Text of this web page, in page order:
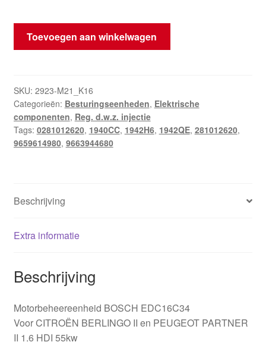
ECU
Bosch
Peugeot
0281012620
9663944680
hoeveelheid
Toevoegen aan winkelwagen
SKU: 2923-M21_K16
Categorieën: Besturingseenheden, Elektrische
componenten, Reg. d.w.z. injectie
Tags: 0281012620, 1940CC, 1942H6, 1942QE, 281012620,
9659614980, 9663944680
Beschrijving
Extra informatie
Beschrijving
Motorbeheereenheid BOSCH EDC16C34
Voor CITROËN BERLINGO II en PEUGEOT PARTNER
II 1.6 HDI 55kw